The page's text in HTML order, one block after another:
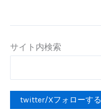
物
す
る
サイト内検索
twitter/Xフォローする